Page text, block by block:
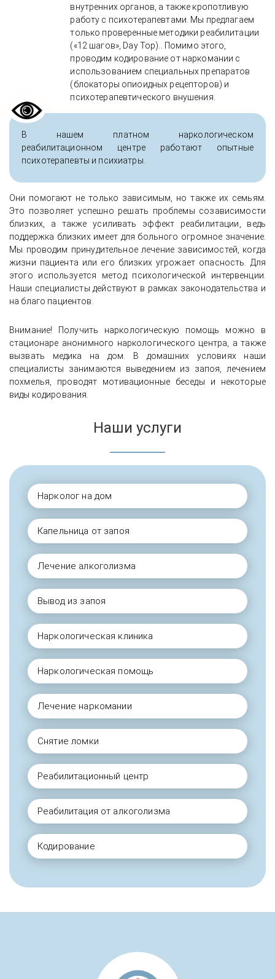
внутренних органов, а также кропотливую
работу с психотерапевтами. Мы предлагаем
только проверенные методики реабилитации
(«12 шагов», Day Top).. Помимо этого,
проводим кодирование от наркомании с
использованием специальных препаратов
(блокаторы опиоидных рецепторов) и
психотерапевтического внушения.
В нашем платном наркологическом
реабилитационном центре работают опытные
психотерапевты и психиатры.
Они помогают не только зависимым, но также их семьям.
Это позволяет успешно решать проблемы созависимости
близких, а также усиливать эффект реабилитации, ведь
поддержка близких имеет для больного огромное значение.
Мы проводим принудительное лечение зависимостей, когда
жизни пациента или его близких угрожает опасность. Для
этого используется метод психологической интервенции.
Наши специалисты действуют в рамках законодательства и
на благо пациентов.
Внимание! Получить наркологическую помощь можно в
стационаре анонимного наркологического центра, а также
вызвать медика на дом. В домашних условиях наши
специалисты занимаются выведением из запоя, лечением
похмелья, проводят мотивационные беседы и некоторые
виды кодирования.
Наши услуги
Нарколог на дом
Капельница от запоя
Лечение алкоголизма
Вывод из запоя
Наркологическая клиника
Наркологическая помощь
Лечение наркомании
Снятие ломки
Реабилитационный центр
Реабилитация от алкоголизма
Кодирование